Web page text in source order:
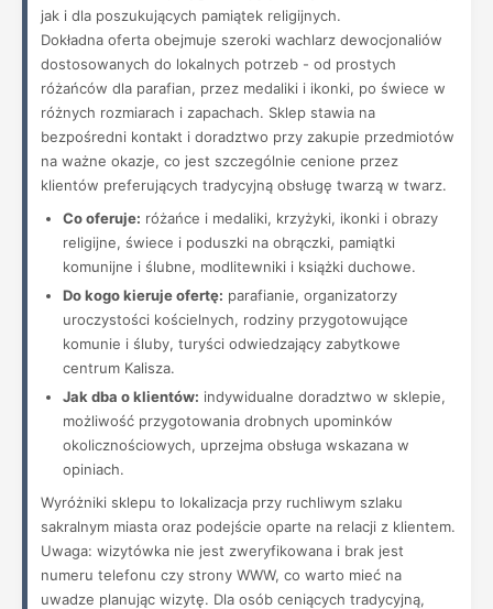
jak i dla poszukujących pamiątek religijnych.
Dokładna oferta obejmuje szeroki wachlarz dewocjonaliów
dostosowanych do lokalnych potrzeb - od prostych
różańców dla parafian, przez medaliki i ikonki, po świece w
różnych rozmiarach i zapachach. Sklep stawia na
bezpośredni kontakt i doradztwo przy zakupie przedmiotów
na ważne okazje, co jest szczególnie cenione przez
klientów preferujących tradycyjną obsługę twarzą w twarz.
Co oferuje: różańce i medaliki, krzyżyki, ikonki i obrazy
religijne, świece i poduszki na obrączki, pamiątki
komunijne i ślubne, modlitewniki i książki duchowe.
Do kogo kieruje ofertę: parafianie, organizatorzy
uroczystości kościelnych, rodziny przygotowujące
komunie i śluby, turyści odwiedzający zabytkowe
centrum Kalisza.
Jak dba o klientów: indywidualne doradztwo w sklepie,
możliwość przygotowania drobnych upominków
okolicznościowych, uprzejma obsługa wskazana w
opiniach.
Wyróżniki sklepu to lokalizacja przy ruchliwym szlaku
sakralnym miasta oraz podejście oparte na relacji z klientem.
Uwaga: wizytówka nie jest zweryfikowana i brak jest
numeru telefonu czy strony WWW, co warto mieć na
uwadze planując wizytę. Dla osób ceniących tradycyjną,